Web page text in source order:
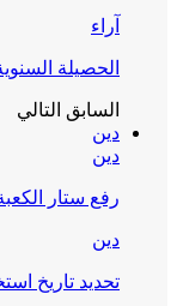
آراء
الحصيلة
السابق التالي
دين
دين
رفع ستار
دين
تحديد تاريخ